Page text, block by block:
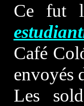
Ce fut
Café
envoyés
Les